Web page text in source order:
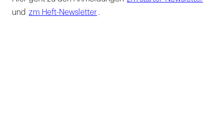
und zm Heft-Newsletter .